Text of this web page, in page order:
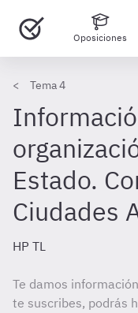
Oposiciones
Tema 4
Estado.
Ciudades
HP TL
Te damos
te suscribes, podrás